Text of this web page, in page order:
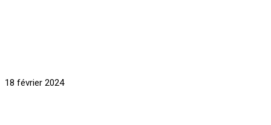
18 février 2024